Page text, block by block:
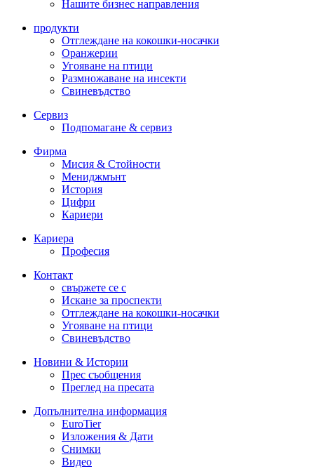
Нашите бизнес направления
продукти
Отглеждане на кокошки-носачки
Оранжерии
Угояване на птици
Размножаване на инсекти
Свиневъдство
Сервиз
Подпомагане & сервиз
Фирма
Мисия & Стойности
Мениджмънт
История
Цифри
Кариери
Кариера
Професия
Контакт
свържете се с
Искане за проспекти
Отглеждане на кокошки-носачки
Угояване на птици
Свиневъдство
Новини & Истории
Прес съобщения
Преглед на пресата
Допълнителна информация
EuroTier
Изложения & Дати
Снимки
Видео